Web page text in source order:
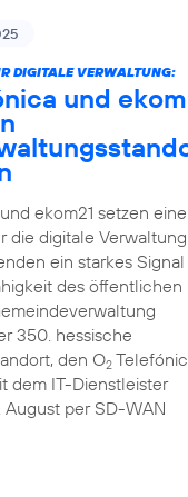
DIGITALE VERWALTUNG:
und
ekom21 setzen
die digitale
ein starkes
des öffentlichen
350. hessische
den O2
dem IT-Dienstleister
August per SD-WAN